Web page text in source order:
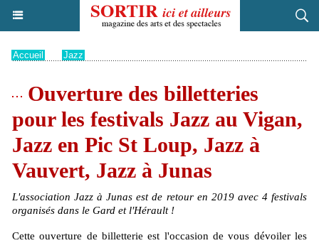
Accueil Jazz
Ouverture des billetteries
pour les festivals Jazz au Vigan,
Jazz en Pic St Loup, Jazz à
Vauvert, Jazz à Junas
L'association Jazz à Junas est de retour en 2019 avec 4 festivals
organisés dans le Gard et l'Hérault !
Cette ouverture de billetterie est l'occasion de vous dévoiler les